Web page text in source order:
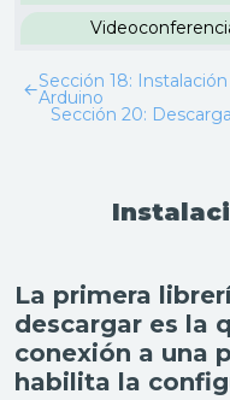
←Sección 18:
Arduino
Sección 20:
La primera
descargar es la
conexión a una
habilita la